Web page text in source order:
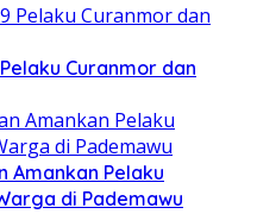
Curanmor dan
Amankan Pelaku
di Pademawu